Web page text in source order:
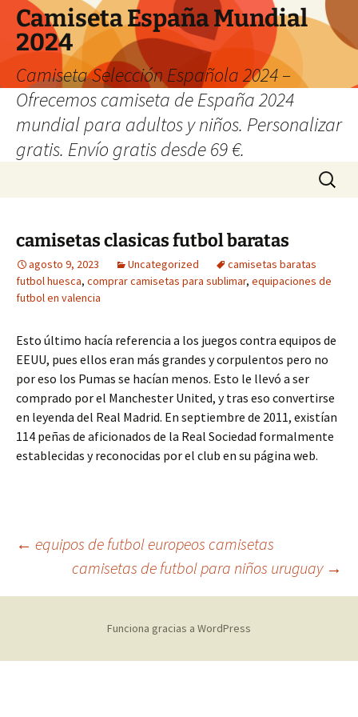
Camiseta España Mundial
2024
Camiseta Selección Española 2024 –
Ofrecemos camiseta de España 2024
mundial para adultos y niños. Personalizar
gratis. Envío gratis desde 69 €.
Buscar:
camisetas clasicas futbol baratas
agosto 9, 2023 Uncategorized
camisetas baratas
futbol huesca, comprar camisetas para sublimar, equipaciones de
futbol en valencia
Esto último hacía referencia a los juegos contra equipos de
EEUU, pues ellos eran más grandes y corpulentos pero no
por eso los Pumas se hacían menos. Esto le llevó a ser
comprado por el Manchester United, y tras eso convertirse
en leyenda del Real Madrid. En septiembre de 2011, existían
114 peñas de aficionados de la Real Sociedad formalmente
establecidas y reconocidas por el club en su página web.
Navegación
de
entradas
← equipos de futbol europeos camisetas
camisetas de futbol para niños uruguay →
Funciona gracias a WordPress